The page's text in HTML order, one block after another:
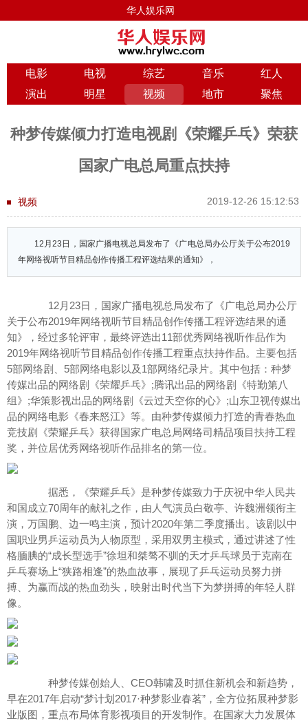
华人娱乐网
华人娱乐网
电影 电视 综艺 音乐
红人
演出
明星 视频 地市 聚焦
种梦传媒倾力打造电视剧《荣耀乒乓》荣获
国家广电总局重点扶持
视频 2019-12-26 15:12:53
12月23日，国家广播电视总局发布了《广电总局办公厅关于公布2019
年网络视听节目精品创作传播工程评选结果的通知》，
12月23日，国家广播电视总局发布了《广电总局办公厅
关于公布2019年网络视听节目精品创作传播工程评选结果的通
知》，经过多轮评审，最终评选出11部优秀网络视听作品作为
2019年网络视听节目精品创作传播工程重点扶持作品。主要包括
5部网络剧、5部网络电影以及1部网络纪录片。其中包括：种梦
传媒出品的网络剧《荣耀乒乓》;腾讯出品的网络剧《特勤第八
组》;华策影视出品的网络剧《云过天空你的心》;山东卫视传媒出
品的网络电影《春来怒江》等。由种梦传媒倾力打造的青春热血
竞技剧《荣耀乒乓》获得国家广电总局网络司精品项目扶持工程
奖，并位居优秀网络视听作品排名的第一位。
据悉，《荣耀乒乓》是种梦传媒致力于庆祝中华人民共
和国成立70周年的献礼之作，由人气演员白敬亭、许魏洲领衔主
演，万国鹏、边一鸣主演，预计2020年第二季度播出。该剧以中
国职业男乒运动员为人物原型，采用双男主模式，通过讲述了性
格腼腆的“成长型选手”徐坦和桀骜不驯的天才乒乓球员于克南在
乒乓赛场上“狭路相逢”的热血故事，展现了乒乓运动员努力拼
搏、为赢而战的热血劲头，映射出时代当下为梦拼搏的年轻人群
像。
种梦传媒创始人、CEO韩啸及时抓住新机会和新趋势，
早在2017年启动“梦计划2017·种梦影业春茗”，全方位拓展种梦影
业版图，重点布局体育影视项目的开发制作。在国家大力发展体